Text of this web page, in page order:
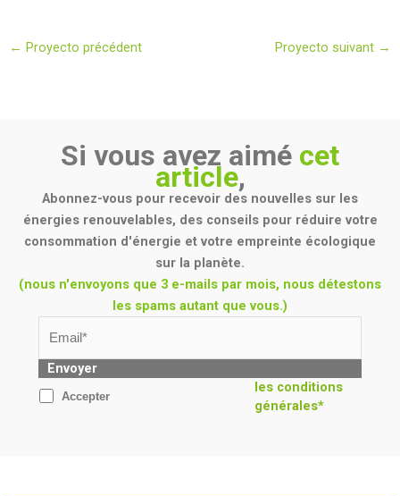
← Proyecto précédent Proyecto suivant →
Si vous avez aimé cet
article,
Abonnez-vous pour recevoir des nouvelles sur les
énergies renouvelables, des conseils pour réduire votre
consommation d'énergie et votre empreinte écologique
sur la planète.
(nous n'envoyons que 3 e-mails par mois, nous détestons
les spams autant que vous.)
Envoyer
Accepter
les conditions
générales*